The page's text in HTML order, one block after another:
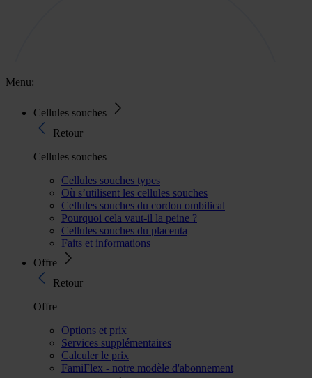
Menu:
Cellules souches
Retour
Cellules souches
Cellules souches types
Où s’utilisent les cellules souches
Cellules souches du cordon ombilical
Pourquoi cela vaut-il la peine ?
Cellules souches du placenta
Faits et informations
Offre
Retour
Offre
Options et prix
Services supplémentaires
Calculer le prix
FamiFlex - notre modèle d'abonnement